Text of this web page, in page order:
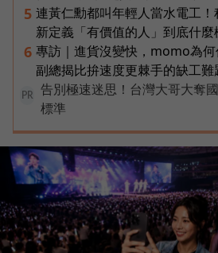
5 連黃仁勳都叫年輕人當水電工
新定義「有價值的人」到底什麼
6 專訪｜進貨沒變快，momo為
副總揭比拚速度更棘手的缺工難
PR
告別極速迷思！台灣大哥大奪
標準